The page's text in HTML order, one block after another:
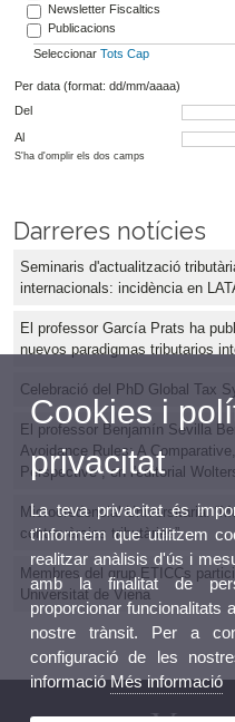
Newsletter Fiscaltics
Publicacions
Seleccionar Tots Cap
Per data (format: dd/mm/aaaa)
Del
Al
S'ha d'omplir els dos camps
Darreres notícies
Seminaris d'actualització
internacionals: incidència en
El professor García Prats ha
nuevos paradigmas tributarios
Celebració del PhD Global Tax
El professor Benjamín Sevilla
Avoidance Rules: A
Perspective”, en l'editorial
Microcredencial Universitaria:
controvèrsies tributàries”
Membres del grup ETICCs
Universitat de Viena
Cookies i
privacitat
La teva privacitat és
t'informem que utilitzem
realitzar anàlisis d'ús i
amb la finalitat de
proporcionar funcionalitats
nostre trànsit. Per a
configuració de les
informacióMés informació